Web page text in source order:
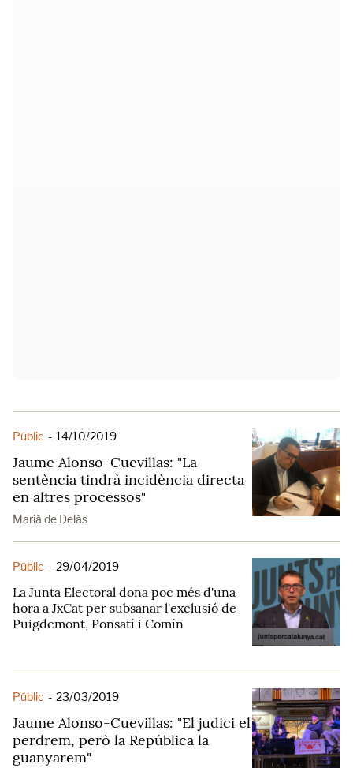
Públic - 14/10/2019
Jaume Alonso-Cuevillas: "La
sentència tindrà incidència directa
en altres processos"
Marià de Delàs
Públic - 29/04/2019
La Junta Electoral dona poc més d'una
hora a JxCat per subsanar l'exclusió de
Puigdemont, Ponsatí i Comín
Públic - 23/03/2019
Jaume Alonso-Cuevillas: "El judici el
perdrem, però la República la
guanyarem"